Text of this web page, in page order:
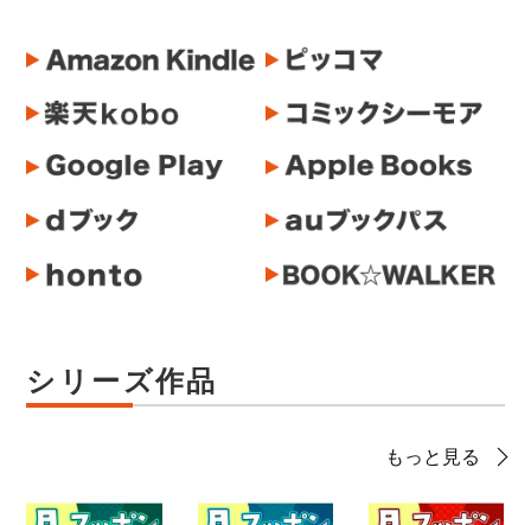
シリーズ作品
もっと見る